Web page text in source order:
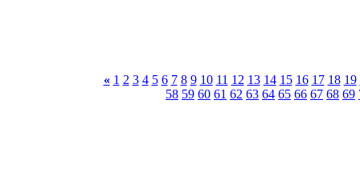
« 1 2 3 4 5 6 7 8 9 10 11 12 13 14 15 16 17 18 19
58 59 60 61 62 63 64 65 66 67 68 69